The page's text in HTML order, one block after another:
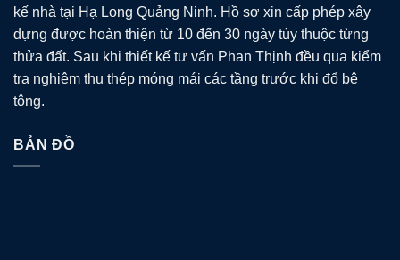
kế nhà tại Hạ Long Quảng Ninh. Hồ sơ xin cấp phép xây
dựng được hoàn thiện từ 10 đến 30 ngày tùy thuộc từng
thửa đất. Sau khi thiết kế tư vấn Phan Thịnh đều qua kiểm
tra nghiệm thu thép móng mái các tầng trước khi đổ bê
tông.
BẢN ĐỒ